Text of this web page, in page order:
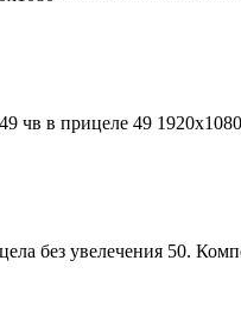
чв в прицеле 49
без увелечения 50.